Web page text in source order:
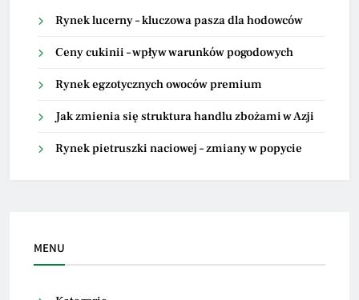
Rynek lucerny – kluczowa pasza dla hodowców
Ceny cukinii – wpływ warunków pogodowych
Rynek egzotycznych owoców premium
Jak zmienia się struktura handlu zbożami w Azji
Rynek pietruszki naciowej – zmiany w popycie
MENU